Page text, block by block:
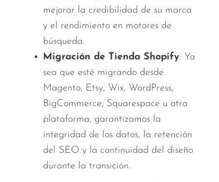
mejorar la credibilidad de su marca
y el rendimiento en motores de
búsqueda.
Migración de Tienda Shopify: Ya
sea que esté migrando desde
Magento, Etsy, Wix, WordPress,
BigCommerce, Squarespace u otra
plataforma, garantizamos la
integridad de los datos, la retención
del SEO y la continuidad del diseño
durante la transición.